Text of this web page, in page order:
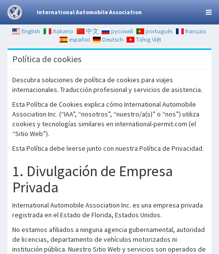
International Automobile Association
English italiano 中文 русский português
français
español
Deutsch Tiếng Việt
Política de cookies
Descubra soluciones de política de cookies para viajes
internacionales. Traducción profesional y servicios de asistencia.
Esta Política de Cookies explica cómo International Automobile
Association Inc. (“IAA”, “nosotros”, “nuestro/a(s)” o “nos”) utiliza
cookies y tecnologías similares en international-permit.com (el
“Sitio Web”).
Esta Política debe leerse junto con nuestra Política de Privacidad.
1. Divulgación de Empresa
Privada
International Automobile Association Inc. es una empresa privada
registrada en el Estado de Florida, Estados Unidos.
No estamos afiliados a ninguna agencia gubernamental, autoridad
de licencias, departamento de vehículos motorizados ni
institución pública. Nuestro Sitio Web y servicios son operados de